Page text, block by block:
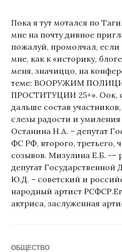
Пока я тут мотался по
мне на почту дивное
пожалуй, промолчал,
мне, как к «историку,
меня, значиццо, на
теме: ВООРУЖИМ
ПРОСТИТУЦИИ 25+». Оок,
дальше состав
слезы радости и
Останина Н.А. – депутат
ФС РФ, второго, третьего,
созывов. Мизулина Е.Б. -–
депутат
Ю.Д. – советский и
народный артист
актриса, заслуженная
ОБЩЕСТВО